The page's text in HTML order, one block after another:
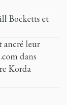
Bocketts et
ancré leur
dans
Korda